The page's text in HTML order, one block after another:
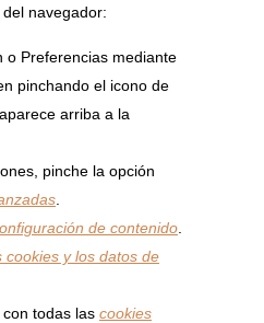
navegador:
o Preferencias mediante
pinchando el icono de
arriba a la
pinche la opción
de contenido
cookies y los datos de
todas las cookies